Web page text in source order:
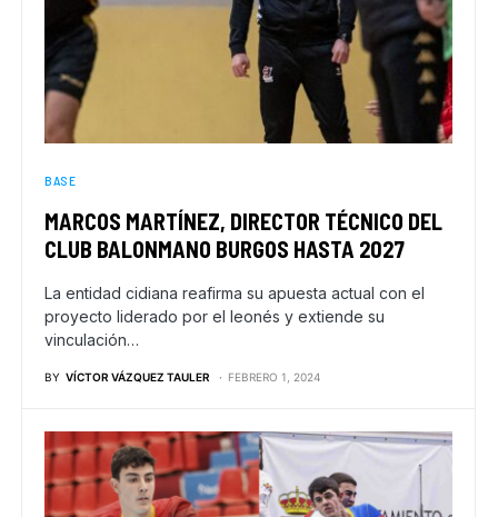
BASE
MARCOS MARTÍNEZ, DIRECTOR TÉCNICO DEL
CLUB BALONMANO BURGOS HASTA 2027
La entidad cidiana reafirma su apuesta actual con el
proyecto liderado por el leonés y extiende su
vinculación…
BY VÍCTOR VÁZQUEZ TAULER FEBRERO 1, 2024